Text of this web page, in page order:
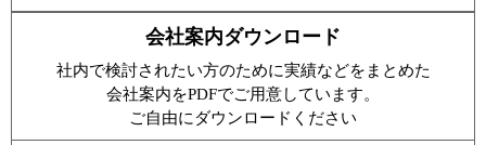
会社案内ダウンロード
社内で検討されたい方のために実績などをまとめた
会社案内をPDFでご用意しています。
ご自由にダウンロードください